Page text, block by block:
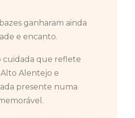
ganharam ainda
e encanto.
cuidada que reflete
Alentejo e
presente numa